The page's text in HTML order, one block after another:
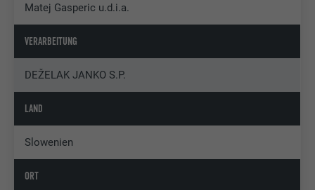
Matej Gasperic u.d.i.a.
VERARBEITUNG
DEŽELAK JANKO S.P.
LAND
Slowenien
ORT